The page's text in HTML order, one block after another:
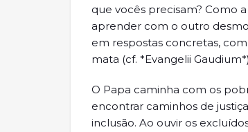
que vocês precisam? Como
aprender com o outro
em respostas concretas,
mata (cf. *Evangelii
O Papa caminha com os
encontrar caminhos de
inclusão. Ao ouvir os